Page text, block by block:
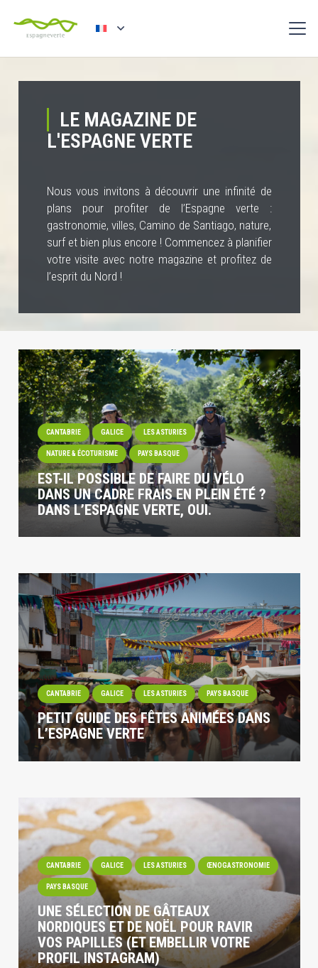
LE MAGAZINE DE
L'ESPAGNE VERTE
Nous vous invitons à découvrir une infinité de
plans pour profiter de l’Espagne verte :
gastronomie, villes, Camino de Santiago, nature,
surf et bien plus encore ! Commencez à planifier
votre visite avec notre magazine et profitez de
l’esprit du Nord !
CANTABRIE GALICE LES ASTURIES
NATURE & ÉCOTURISME PAYS BASQUE
EST-IL POSSIBLE DE FAIRE DU VÉLO
DANS UN CADRE FRAIS EN PLEIN ÉTÉ ?
DANS L’ESPAGNE VERTE, OUI.
CANTABRIE GALICE LES ASTURIES PAYS BASQUE
PETIT GUIDE DES FÊTES ANIMÉES DANS
L’ESPAGNE VERTE
CANTABRIE GALICE LES ASTURIES ŒNOGASTRONOMIE
PAYS BASQUE
UNE SÉLECTION DE GÂTEAUX
NORDIQUES ET DE NOËL POUR RAVIR
VOS PAPILLES (ET EMBELLIR VOTRE
PROFIL INSTAGRAM)